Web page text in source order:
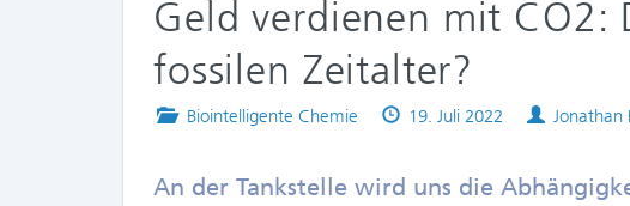
Geld verdienen mit CO2:
fossilen Zeitalter?
Posted
Biointelligente Chemie
Published
19. Juli 2022 Authors
Jonathan
An der Tankstelle wird uns die